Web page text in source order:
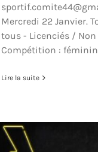
Mercredi 22 Janvier.
tous - Licenciés /
Compétition :
Lire la suite